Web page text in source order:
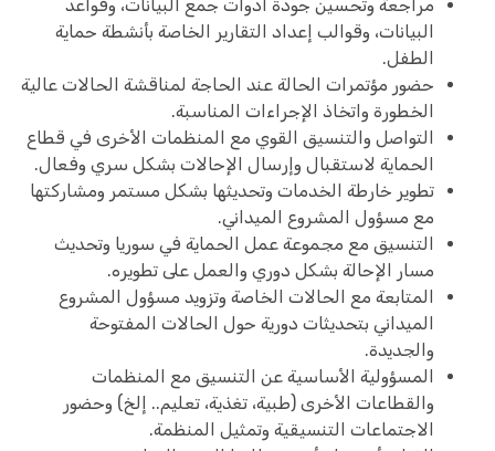
مراجعة وتحسين جودة أدوات جمع البيانات، وقواعد
البيانات، وقوالب إعداد التقارير الخاصة بأنشطة حماية
الطفل.
حضور مؤتمرات الحالة عند الحاجة لمناقشة الحالات عالية
الخطورة واتخاذ الإجراءات المناسبة.
التواصل والتنسيق القوي مع المنظمات الأخرى في قطاع
الحماية لاستقبال وإرسال الإحالات بشكل سري وفعال.
تطوير خارطة الخدمات وتحديثها بشكل مستمر ومشاركتها
مع مسؤول المشروع الميداني.
التنسيق مع مجموعة عمل الحماية في سوريا وتحديث
مسار الإحالة بشكل دوري والعمل على تطويره.
المتابعة مع الحالات الخاصة وتزويد مسؤول المشروع
الميداني بتحديثات دورية حول الحالات المفتوحة
والجديدة.
المسؤولية الأساسية عن التنسيق مع المنظمات
والقطاعات الأخرى (طبية، تغذية، تعليم.. إلخ) وحضور
الاجتماعات التنسيقية وتمثيل المنظمة.